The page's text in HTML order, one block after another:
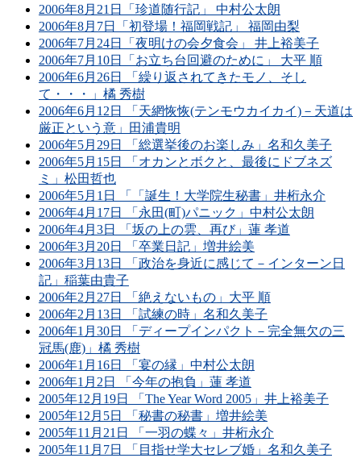
2006年8月21日「珍道随行記」 中村公太朗
2006年8月7日「初登場！福岡戦記」 福岡由梨
2006年7月24日「夜明けの会夕食会」 井上裕美子
2006年7月10日「お立ち台回避のために」 大平 順
2006年6月26日 「繰り返されてきたモノ、そし
て・・・」橘 秀樹
2006年6月12日 「天網恢恢(テンモウカイカイ)－天道は
厳正という意」田浦貴明
2006年5月29日 「総選挙後のお楽しみ」名和久美子
2006年5月15日 「オカンとボクと、最後にドブネズ
ミ」松田哲也
2006年5月1日 「「誕生！大学院生秘書」井桁永介
2006年4月17日 「永田(町)パニック」中村公太朗
2006年4月3日 「坂の上の雲、再び」蓮 孝道
2006年3月20日 「卒業日記」増井絵美
2006年3月13日 「政治を身近に感じて－インターン日
記」稲葉由貴子
2006年2月27日 「絶えないもの」大平 順
2006年2月13日 「試練の時」名和久美子
2006年1月30日 「ディープインパクト－完全無欠の三
冠馬(鹿)」橘 秀樹
2006年1月16日 「宴の縁」中村公太朗
2006年1月2日 「今年の抱負」蓮 孝道
2005年12月19日 「The Year Word 2005」井上裕美子
2005年12月5日 「秘書の秘書」増井絵美
2005年11月21日 「一羽の蝶々」井桁永介
2005年11月7日 「目指せ学大セレブ婚」名和久美子